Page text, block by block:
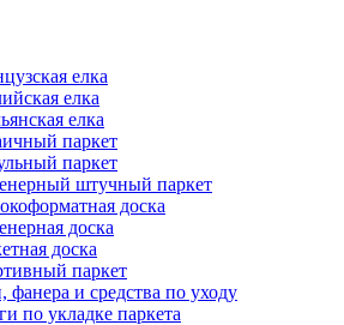
елка
елка
елка
паркет
паркет
штучный паркет
доска
доска
доска
паркет
фанера и средства по уходу
по укладке паркета